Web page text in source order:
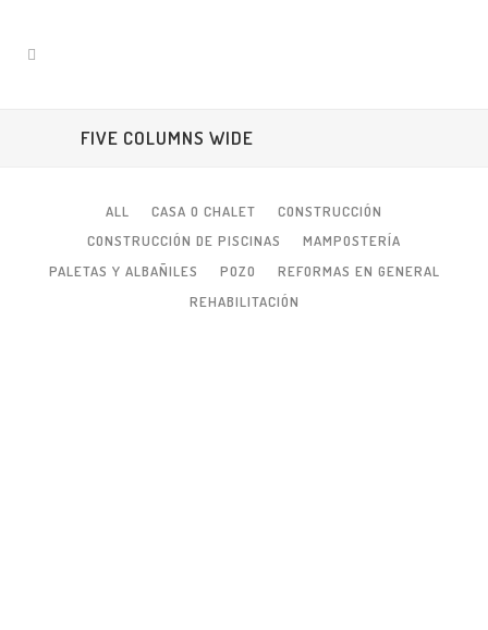
FIVE COLUMNS WIDE
ALL CASA O CHALET
CONSTRUCCIÓN
CONSTRUCCIÓN DE PISCINAS
MAMPOSTERÍA
PALETAS Y ALBAÑILES
POZO
REFORMAS EN GENERAL
REHABILITACIÓN